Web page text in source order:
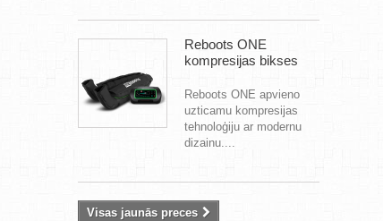
Reboots ONE
kompresijas bikses
Reboots ONE apvieno
uzticamu kompresijas
tehnoloģiju ar modernu
dizainu....
Visas jaunās preces